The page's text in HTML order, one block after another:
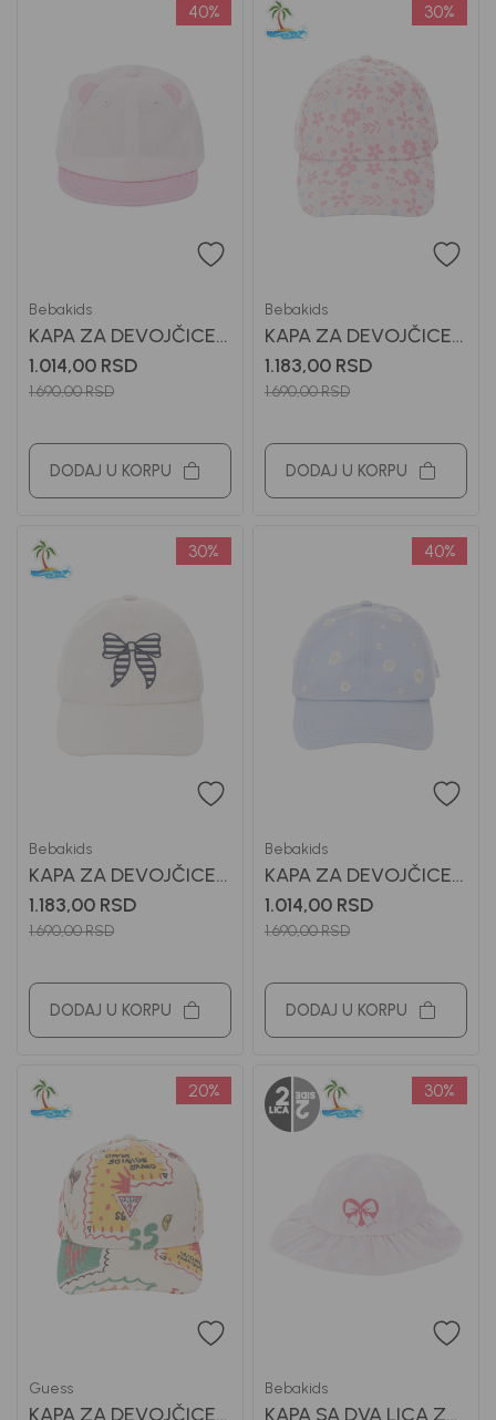
40%
Bebakids
KAPA ZA DEVOJČICE
BEBAKIDS
1.014,00 RSD
1.690,00RSD
DODAJ U KORPU
30%
Bebakids
KAPA ZA DEVOJČICE
BEBAKIDS
1.183,00 RSD
1.690,00RSD
DODAJ U KORPU
30%
Bebakids
KAPA ZA DEVOJČICE
BEBAKIDS
1.183,00 RSD
1.690,00RSD
DODAJ U KORPU
40%
Bebakids
KAPA ZA DEVOJČICE
BEBAKIDS
1.014,00 RSD
1.690,00RSD
DODAJ U KORPU
20%
Guess
KAPA ZA DEVOJČICE
30%
Bebakids
KAPA SA DVA LICA ZA